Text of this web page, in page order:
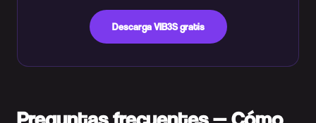
Descarga VIB3S gratis